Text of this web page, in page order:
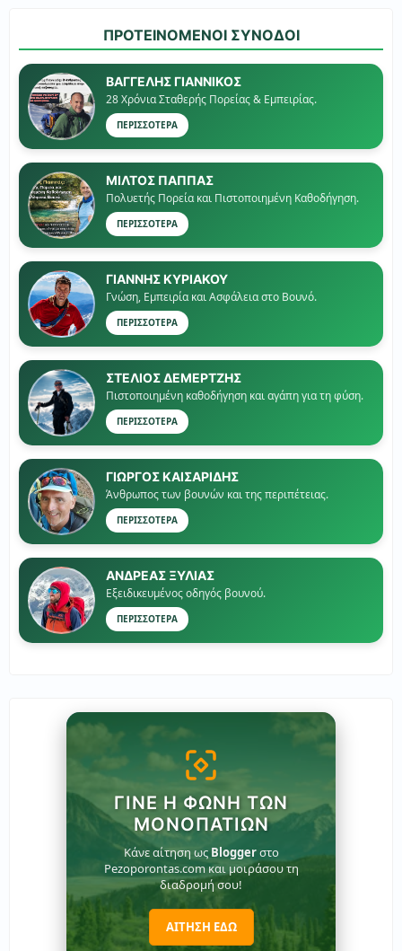
ΠΡΟΤΕΙΝΟΜΕΝΟΙ ΣΥΝΟΔΟΙ
ΒΑΓΓΕΛΗΣ ΓΙΑΝΝΙΚΟΣ
28 Χρόνια Σταθερής Πορείας & Εμπειρίας.
ΠΕΡΙΣΣΟΤΕΡΑ
ΜΙΛΤΟΣ ΠΑΠΠΑΣ
Πολυετής Πορεία και Πιστοποιημένη Καθοδήγηση.
ΠΕΡΙΣΣΟΤΕΡΑ
ΓΙΑΝΝΗΣ ΚΥΡΙΑΚΟΥ
Γνώση, Εμπειρία και Ασφάλεια στο Βουνό.
ΠΕΡΙΣΣΟΤΕΡΑ
ΣΤΕΛΙΟΣ ΔΕΜΕΡΤΖΗΣ
Πιστοποιημένη καθοδήγηση και αγάπη για τη φύση.
ΠΕΡΙΣΣΟΤΕΡΑ
ΓΙΏΡΓΟΣ ΚΑΙΣΑΡΙΔΗΣ
Άνθρωπος των βουνών και της περιπέτειας.
ΠΕΡΙΣΣΟΤΕΡΑ
ΑΝΔΡΕΑΣ ΞΥΛΙΑΣ
Εξειδικευμένος οδηγός βουνού.
ΠΕΡΙΣΣΟΤΕΡΑ
ΓΊΝΕ Η ΦΩΝΉ ΤΩΝ
ΜΟΝΟΠΑΤΙΏΝ
Κάνε αίτηση ως Bloggerστο
Pezoporontas.com και μοιράσου τη
διαδρομή σου!
ΑΙΤΗΣΗ ΕΔΩ